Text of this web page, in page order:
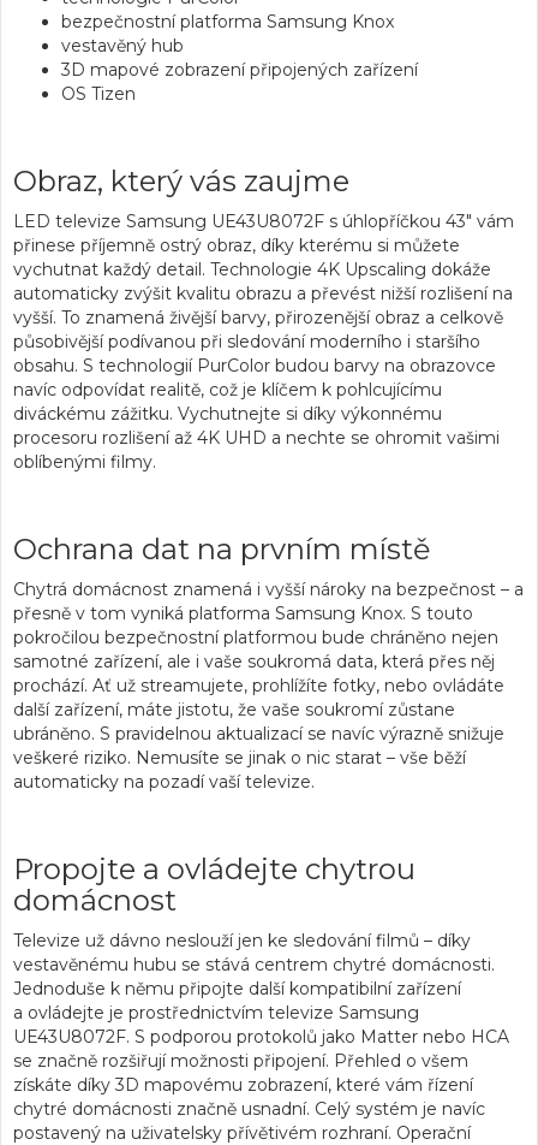
bezpečnostní platforma Samsung Knox
vestavěný hub
3D mapové zobrazení připojených zařízení
OS Tizen
Obraz, který vás zaujme
LED televize Samsung UE43U8072F s úhlopříčkou 43" vám
přinese příjemně ostrý obraz, díky kterému si můžete
vychutnat každý detail. Technologie 4K Upscaling dokáže
automaticky zvýšit kvalitu obrazu a převést nižší rozlišení na
vyšší. To znamená živější barvy, přirozenější obraz a celkově
působivější podívanou při sledování moderního i staršího
obsahu. S technologií PurColor budou barvy na obrazovce
navíc odpovídat realitě, což je klíčem k pohlcujícímu
diváckému zážitku. Vychutnejte si díky výkonnému
procesoru rozlišení až 4K UHD a nechte se ohromit vašimi
oblíbenými filmy.
Ochrana dat na prvním místě
Chytrá domácnost znamená i vyšší nároky na bezpečnost – a
přesně v tom vyniká platforma Samsung Knox. S touto
pokročilou bezpečnostní platformou bude chráněno nejen
samotné zařízení, ale i vaše soukromá data, která přes něj
prochází. Ať už streamujete, prohlížíte fotky, nebo ovládáte
další zařízení, máte jistotu, že vaše soukromí zůstane
ubráněno. S pravidelnou aktualizací se navíc výrazně snižuje
veškeré riziko. Nemusíte se jinak o nic starat – vše běží
automaticky na pozadí vaší televize.
Propojte a ovládejte chytrou
domácnost
Televize už dávno neslouží jen ke sledování filmů – díky
vestavěnému hubu se stává centrem chytré domácnosti.
Jednoduše k němu připojte další kompatibilní zařízení
a ovládejte je prostřednictvím televize Samsung
UE43U8072F. S podporou protokolů jako Matter nebo HCA
se značně rozšiřují možnosti připojení. Přehled o všem
získáte díky 3D mapovému zobrazení, které vám řízení
chytré domácnosti značně usnadní. Celý systém je navíc
postavený na uživatelsky přívětivém rozhraní. Operační